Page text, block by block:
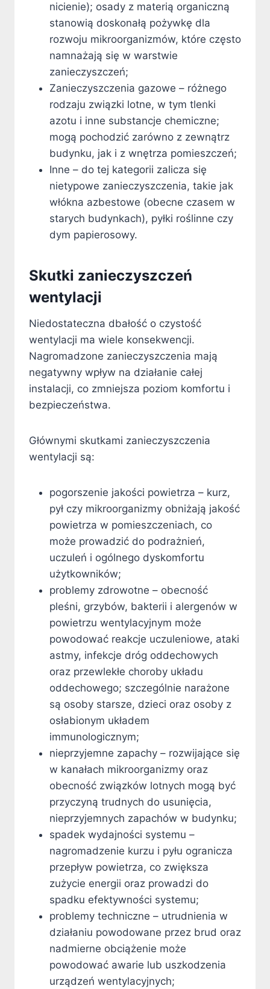
nicienie); osady z materią organiczną
stanowią doskonałą pożywkę dla
rozwoju mikroorganizmów, które często
namnażają się w warstwie
zanieczyszczeń;
Zanieczyszczenia gazowe – różnego
rodzaju związki lotne, w tym tlenki
azotu i inne substancje chemiczne;
mogą pochodzić zarówno z zewnątrz
budynku, jak i z wnętrza pomieszczeń;
Inne – do tej kategorii zalicza się
nietypowe zanieczyszczenia, takie jak
włókna azbestowe (obecne czasem w
starych budynkach), pyłki roślinne czy
dym papierosowy.
Skutki zanieczyszczeń
wentylacji
Niedostateczna dbałość o czystość
wentylacji ma wiele konsekwencji.
Nagromadzone zanieczyszczenia mają
negatywny wpływ na działanie całej
instalacji, co zmniejsza poziom komfortu i
bezpieczeństwa.
Głównymi skutkami zanieczyszczenia
wentylacji są:
pogorszenie jakości powietrza – kurz,
pył czy mikroorganizmy obniżają jakość
powietrza w pomieszczeniach, co
może prowadzić do podrażnień,
uczuleń i ogólnego dyskomfortu
użytkowników;
problemy zdrowotne – obecność
pleśni, grzybów, bakterii i alergenów w
powietrzu wentylacyjnym może
powodować reakcje uczuleniowe, ataki
astmy, infekcje dróg oddechowych
oraz przewlekłe choroby układu
oddechowego; szczególnie narażone
są osoby starsze, dzieci oraz osoby z
osłabionym układem
immunologicznym;
nieprzyjemne zapachy – rozwijające się
w kanałach mikroorganizmy oraz
obecność związków lotnych mogą być
przyczyną trudnych do usunięcia,
nieprzyjemnych zapachów w budynku;
spadek wydajności systemu –
nagromadzenie kurzu i pyłu ogranicza
przepływ powietrza, co zwiększa
zużycie energii oraz prowadzi do
spadku efektywności systemu;
problemy techniczne – utrudnienia w
działaniu powodowane przez brud oraz
nadmierne obciążenie może
powodować awarie lub uszkodzenia
urządzeń wentylacyjnych;